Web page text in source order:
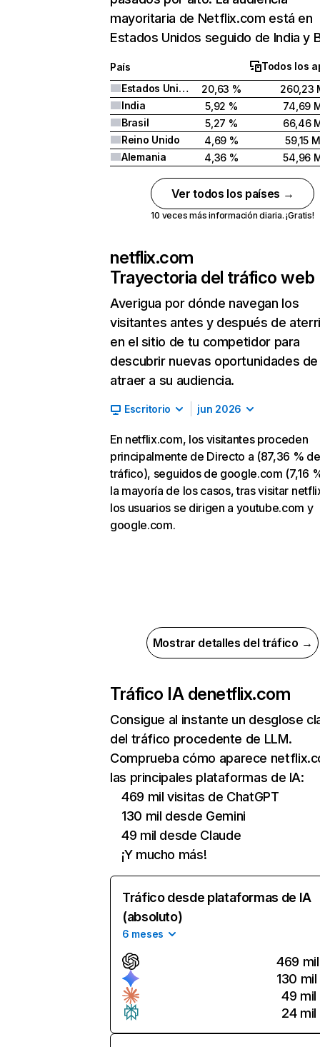
mayoritaria de Netflix.com está en
Estados Unidos seguido de India y
País
Todos los
Estados Unidos
20,63 %
260,23
India
5,92 %
74,69
Brasil
5,27 %
66,46
Reino Unido
4,69 %
59,15 M
Alemania
4,36 % 54,96
Ver todos los países →
10 veces más información diaria. ¡Gratis!
netflix.com
Trayectoria del tráfico web
Averigua por dónde navegan los
visitantes antes y después de
en el sitio de tu competidor para
descubrir nuevas oportunidades de
atraer a su audiencia.
Escritorio jun 2026
En netflix.com, los visitantes proceden
principalmente de Directo a (87,36 % de
tráfico), seguidos de google.com (7,16
la mayoría de los casos, tras visitar
los usuarios se dirigen a youtube.com y
google.com.
Mostrar detalles del tráfico →
Tráfico IA denetflix.com
Consigue al instante un desglose
del tráfico procedente de LLM.
Comprueba cómo aparece
las principales plataformas de IA:
469 mil visitas de ChatGPT
130 mil desde Gemini
49 mil desde Claude
¡Y mucho más!
Tráfico desde plataformas de IA
(absoluto)
6 meses
469 mil
130 mil
49 mil
24 mil